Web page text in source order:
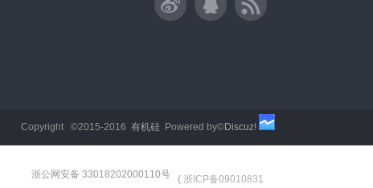
Copyright ©2015-2016 有机硅 Powered by©Discuz!
浙公网安备 33018202000110号 ( 浙ICP备09010831